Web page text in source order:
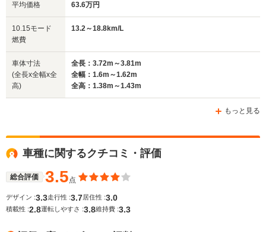
サイズ
(全長x全幅x全高)
WLTCモード
燃費
排気量
全長
-m
-
1587cc
-
平均価格 63.6万円
10.15モード
燃費
13.2～18.8km/L
車体寸法
(全長x全幅x全
高)
全長：3.72m～3.81m
全幅：1.6m～1.62m
全高：1.38m～1.43m
もっと見る
車種に関するクチコミ・評価
総合評価 3.5点
デザイン :3.3走行性 :3.7 居住性 :3.0
積載性 :2.8運転しやすさ :3.8維持費 :3.3